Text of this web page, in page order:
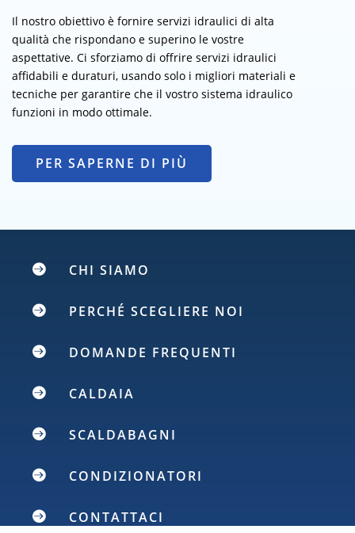
Il nostro obiettivo è fornire servizi idraulici di alta
qualità che rispondano e superino le vostre
aspettative. Ci sforziamo di offrire servizi idraulici
affidabili e duraturi, usando solo i migliori materiali e
tecniche per garantire che il vostro sistema idraulico
funzioni in modo ottimale.
PER SAPERNE DI PIÙ
 CHI SIAMO
 PERCHÉ SCEGLIERE NOI
 DOMANDE FREQUENTI
 CALDAIA
 SCALDABAGNI
 CONDIZIONATORI
 CONTATTACI